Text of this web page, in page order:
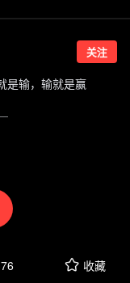
关注
是输，输就是赢
收藏